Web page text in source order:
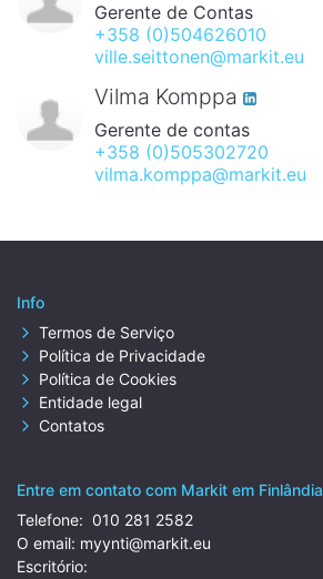
Gerente de Contas
+358 (0)504626010
ville.seittonen@markit.eu
Vilma Komppa
Gerente de contas
+358 (0)505302720
vilma.komppa@markit.eu
Info
Termos de Serviço
Política de Privacidade
Política de Cookies
Entidade legal
Contatos
Entre em contato com Markit em Finlândia
Telefone: 010 281 2582
O email: myynti@markit.eu
Escritório: